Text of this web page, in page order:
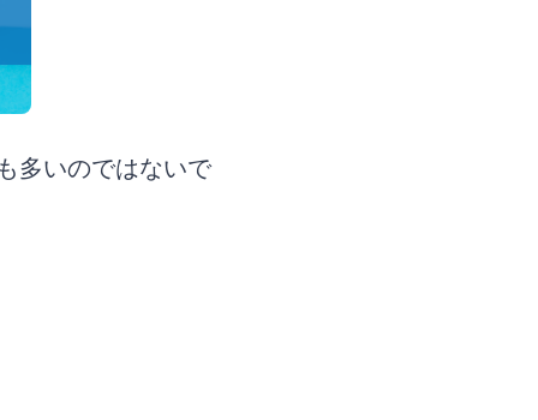
多いのではないで